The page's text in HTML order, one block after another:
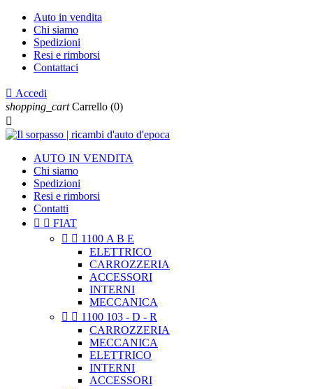
Auto in vendita
Chi siamo
Spedizioni
Resi e rimborsi
Contattaci
 Accedi
shopping_cart Carrello (0)

AUTO IN VENDITA
Chi siamo
Spedizioni
Resi e rimborsi
Contatti
  FIAT
  1100 A B E
ELETTRICO
CARROZZERIA
ACCESSORI
INTERNI
MECCANICA
  1100 103 - D - R
CARROZZERIA
MECCANICA
ELETTRICO
INTERNI
ACCESSORI